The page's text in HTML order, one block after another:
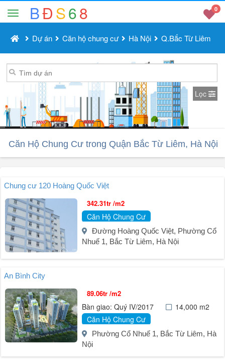
BĐS68 0
Dự án Căn hộ chung cư Hà Nội Q.Bắc Từ Liêm
Lọc
Căn Hộ Chung Cư trong Quận Bắc Từ Liêm, Hà Nội
Chung cư 120 Hoàng Quốc Việt
342.31tr /m2
Căn Hộ Chung Cư
Đường Hoàng Quốc Việt, Phường Cổ
Nhuế 1, Bắc Từ Liêm, Hà Nội
An Bình City
89.06tr /m2
Bàn giao: Quý IV/2017
14,000 m2
Căn Hộ Chung Cư
Phường Cổ Nhuế 1, Bắc Từ Liêm, Hà
Nội